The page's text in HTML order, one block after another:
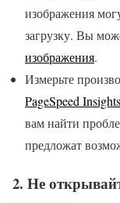
изображения
загрузку. Вы
изображения.
Измерьте
PageSpeed Insights
вам найти
предложат
2. Не